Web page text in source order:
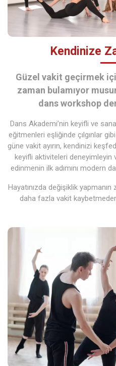
Kendinize
Güzel vakit geçirmek
zaman bulamıyor
dans workshop
Dans Akademi’nin keyifli ve
eğitmenleri eşliğinde çılgınlar
güne vakit ayırın, kendinizi
keyifli aktiviteleri deneyimleyin
edinmenin ilk adımını modern
Hayatınızda değişiklik
daha fazla vakit